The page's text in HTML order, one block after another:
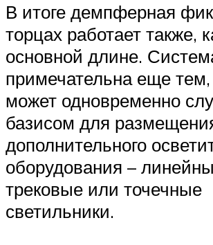
В итоге демпферная
торцах работает также,
основной длине.
примечательна еще
может одновременно
базисом для
дополнительного
оборудования –
трековые или точечные
светильники.